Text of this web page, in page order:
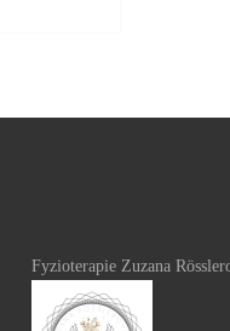
Fyzioterapie Zuzana